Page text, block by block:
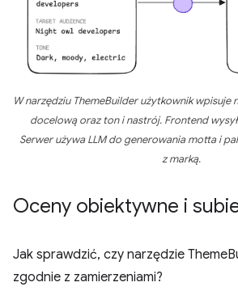
W narzędziu ThemeBuilder użytkownik wpisuje
docelową oraz ton i nastrój. Frontend
Serwer używa LLM do generowania motta i
z marką.
Oceny obiektywne i
Jak sprawdzić, czy narzędzie
zgodnie z zamierzeniami?